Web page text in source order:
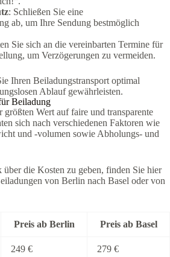
: Schließen Sie eine
ab, um Ihre Sendung bestmöglich
Sie sich an die vereinbarten Termine für
um Verzögerungen zu vermeiden.
Ihren Beiladungstransport optimal
Ablauf gewährleisten.
Beiladung
Wert auf faire und transparente
sich nach verschiedenen Faktoren wie
und -volumen sowie Abholungs- und
die Kosten zu geben, finden Sie hier
von Berlin nach Basel oder von
Preis ab Berlin Preis ab Basel
249 € 279 €